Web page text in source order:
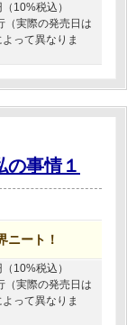
10%税込）
実際の発売日は
って異なりま
の事情１
ニート！
10%税込）
実際の発売日は
って異なりま